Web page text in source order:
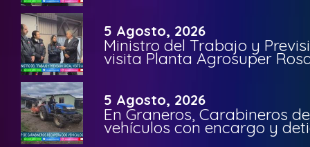
5 Agosto, 2026
Ministro del Trabajo y
visita Planta Agrosuper
5 Agosto, 2026
En Graneros, Carabineros
vehículos con encargo y